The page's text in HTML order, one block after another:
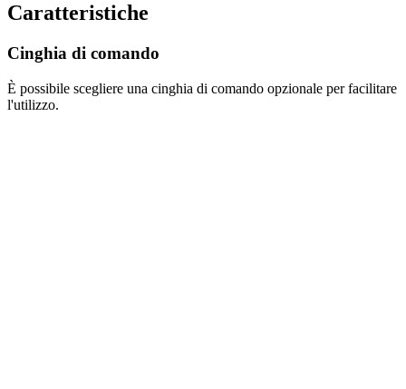
Caratteristiche
Cinghia di comando
È possibile scegliere una cinghia di comando opzionale per facilitare
l'utilizzo.